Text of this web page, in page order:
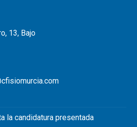
13, Bajo
la candidatura presentada